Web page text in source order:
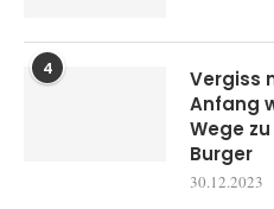
4
Vergiss
Anfang
Wege
Burger
30.12.2023